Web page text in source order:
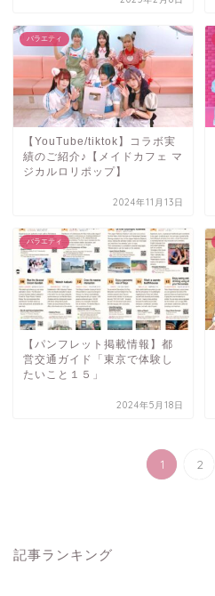
バラエティ
【YouTube/tiktok】コラボ実
績のご紹介♪【メイドカフェ マ
ジカルロリポップ】
2024年11月13日
バラエティ
【パンフレット掲載情報】都
営交通ガイド「東京で体験し
たいこと１５」
2024年5月18日
1 2
記事ランキング